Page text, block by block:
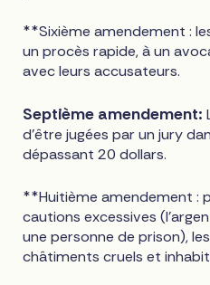
**Sixième amendement :
un procès rapide, à un
avec leurs accusateurs.
Septième amendement:
d'être jugées par un jury
dépassant 20 dollars.
**Huitième amendement :
cautions excessives
une personne de prison),
châtiments cruels et